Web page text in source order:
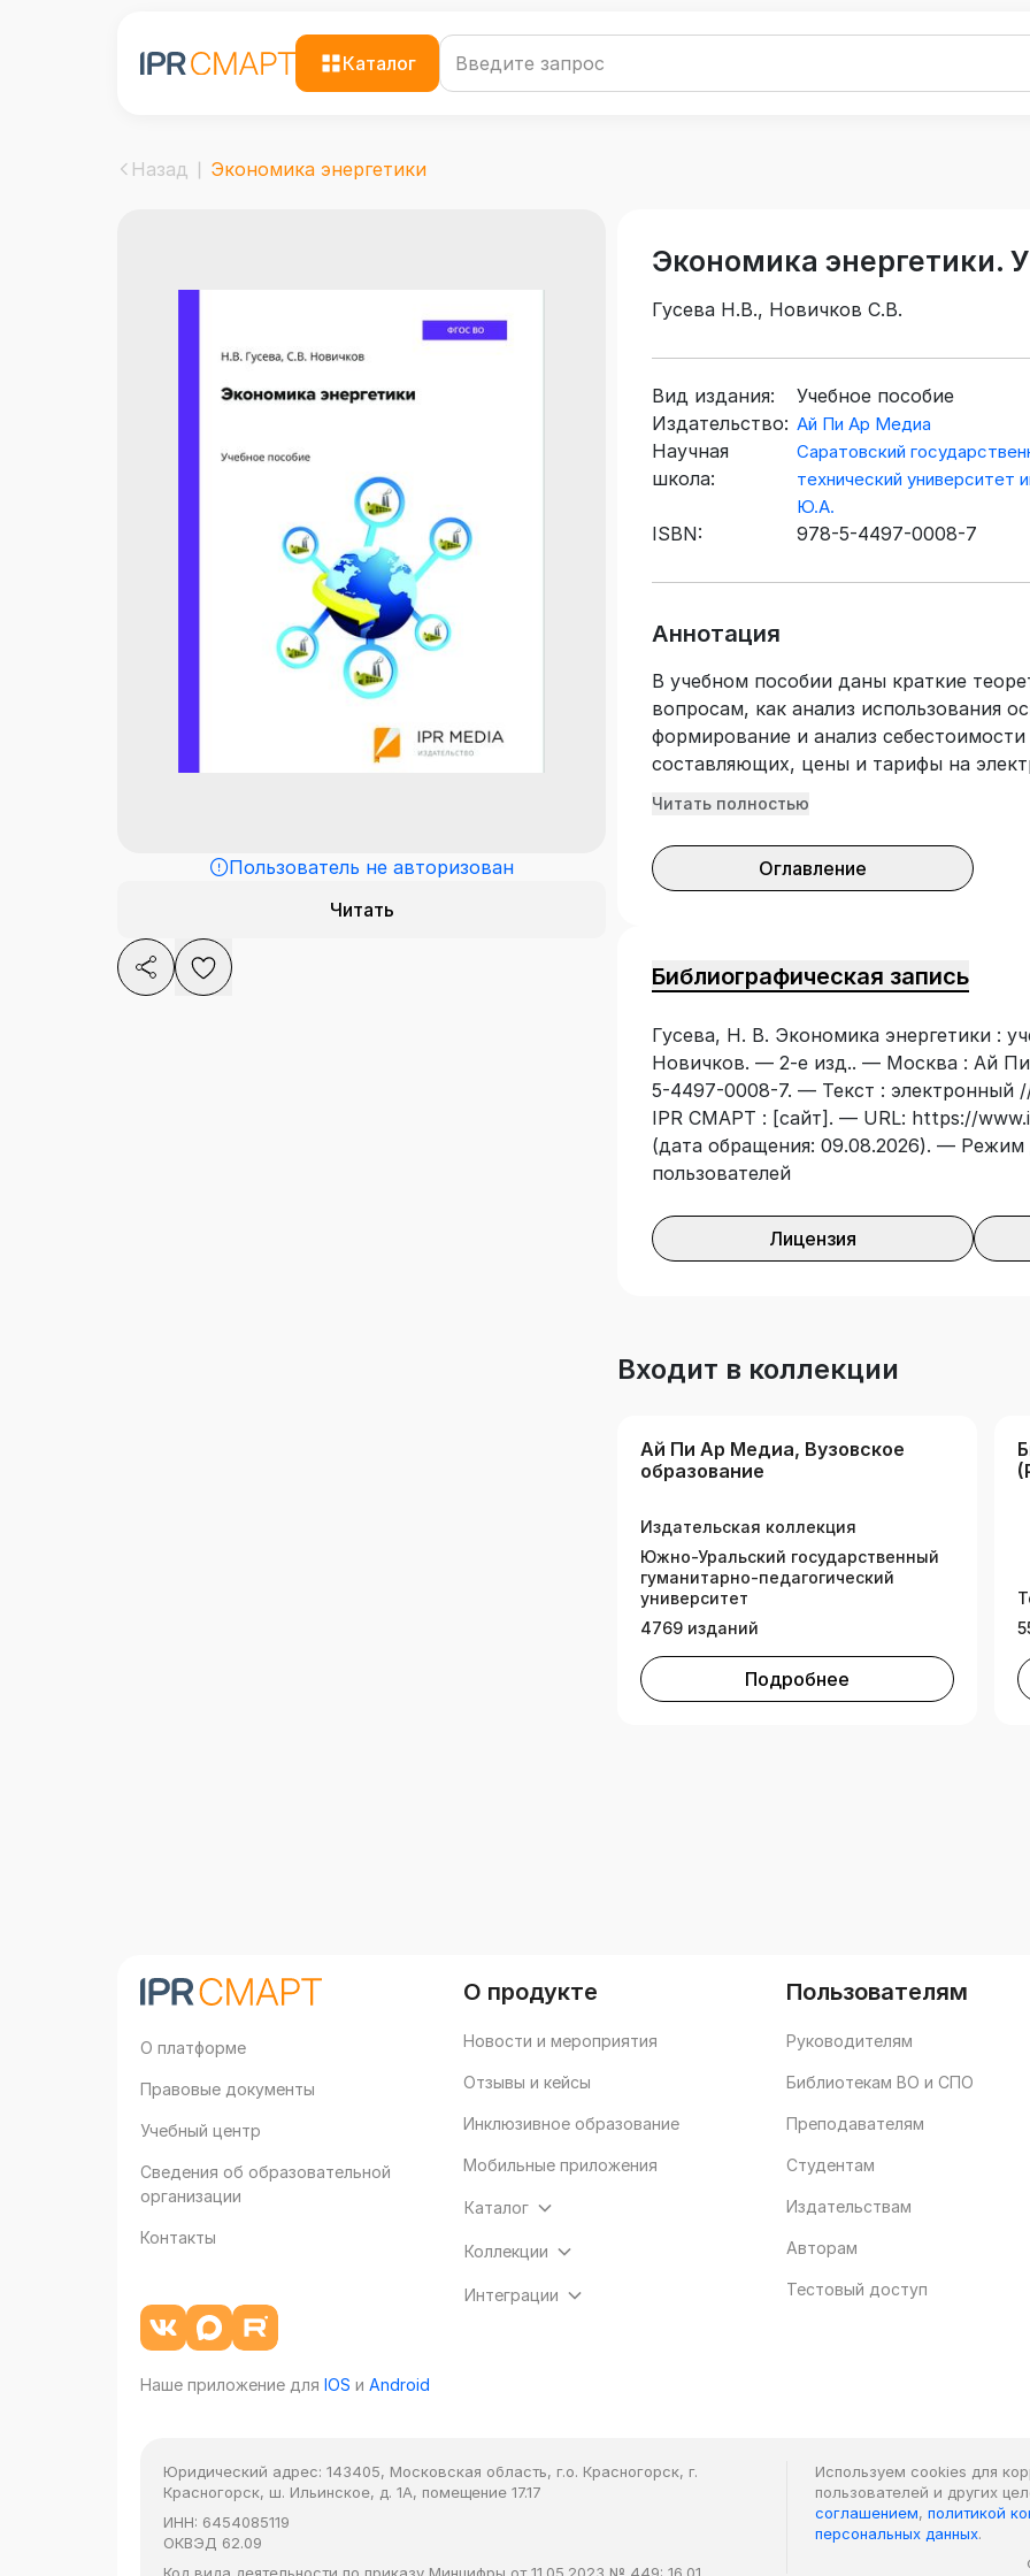
Каталог
Назад Экономика энергетики
Пользователь не авторизован
Читать
Экономика энергетики.
Гусева Н.В., Новичков С.В.
Вид издания:
Учебное пособие
Издательство: Ай Пи Ар Медиа
Научная
школа:
Саратовский
технический университет
Ю.А.
ISBN: 978-5-4497-0008-7
Аннотация
В учебном пособии даны краткие
вопросам, как анализ использования
формирование и анализ
составляющих, цены и тарифы на
заработной платы, источники
методов планирования ремонтных
с подробными пояснениями по
тесты. Подготовлено с учетом
студентов электроэнергетических
подготовки, изучающих дисциплину
быть полезно магистрам и
Читать полностью
Оглавление
Библиографическая запись
Гусева, Н. В. Экономика энергетики :
Новичков. — 2-е изд.. — Москва : Ай
5-4497-0008-7. — Текст : электронный
IPR СМАРТ : [сайт]. — URL: https://
(дата обращения: 09.08.2026). — Режим
пользователей
Лицензия
Входит в коллекции
Ай Пи Ар Медиа, Вузовское
образование
Издательская коллекция
Южно-Уральский государственный
гуманитарно-педагогический
университет
4769 изданий
Подробнее
О платформе
Правовые документы
Учебный центр
Сведения об образовательной
организации
Контакты
Наше приложение для IOS и Android
О продукте
Новости и мероприятия
Отзывы и кейсы
Инклюзивное образование
Мобильные приложения
Каталог
Коллекции
Интеграции
Пользователям
Руководителям
Библиотекам ВО и СПО
Преподавателям
Студентам
Издательствам
Авторам
Тестовый доступ
Юридический адрес: 143405, Московская область, г.о. Красногорск, г.
Красногорск, ш. Ильинское, д. 1А, помещение 17.17
ИНН: 6454085119
ОКВЭД 62.09
Используем cookies для
пользователей и других
соглашением, политикой
персональных данных.